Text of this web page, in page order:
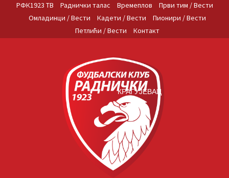
РФК1923 ТВ Раднички талас Времеплов
Први тим / Вести
Омладинци / Вести
Кадети / Вести
Пионири / Вести
Петлићи / Вести
Контакт
КРАГУЈЕВАЦ